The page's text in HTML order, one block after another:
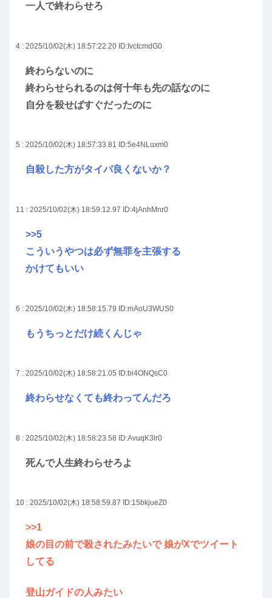
一人で終わらせろ
4 : 2025/10/02(木) 18:57:22.20 ID:IvctcmdG0
終わらないのに
終わらせられるのは何十年も先の話なのに
自分を殺せばすぐだったのに
5 : 2025/10/02(木) 18:57:33.81 ID:5e4NLuxm0
自殺した方がタイパ良くないか？
11 : 2025/10/02(木) 18:59:12.97 ID:4jAnhMnr0
>>5
こういうやつは必ず無罪を主張する
かけてもいい
6 : 2025/10/02(木) 18:58:15.79 ID:mAoU3WUS0
もうちっとだけ続くんじゃ
7 : 2025/10/02(木) 18:58:21.05 ID:bi4ONQsC0
終わらせなくても終わってんだろ
8 : 2025/10/02(木) 18:58:23.58 ID:AvuqK3lr0
死んで人生終わらせろよ
10 : 2025/10/02(木) 18:58:59.87 ID:15bkjueZ0
>>1
娘の目の前で殺されたみたいで 娘がXでツイート
してる
登山ガイドの人みたい